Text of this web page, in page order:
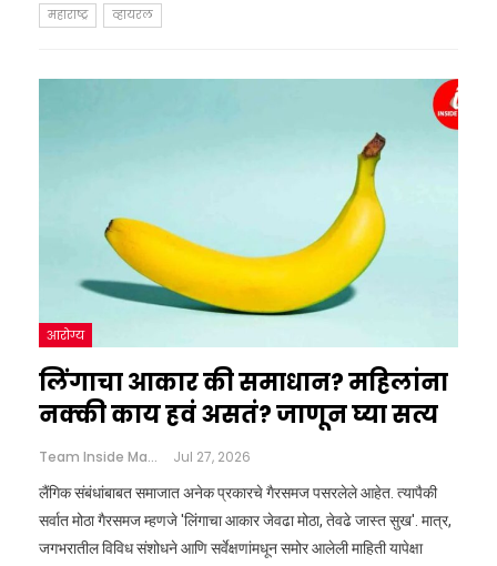
महाराष्ट्र
व्हायरल
आरोग्य
लिंगाचा आकार की समाधान? महिलांना
नक्की काय हवं असतं? जाणून घ्या सत्य
Team Inside Marathi Jul 27, 2026
लैंगिक संबंधांबाबत समाजात अनेक प्रकारचे गैरसमज पसरलेले आहेत. त्यापैकी
सर्वात मोठा गैरसमज म्हणजे 'लिंगाचा आकार जेवढा मोठा, तेवढे जास्त सुख'. मात्र,
जगभरातील विविध संशोधने आणि सर्वेक्षणांमधून समोर आलेली माहिती यापेक्षा